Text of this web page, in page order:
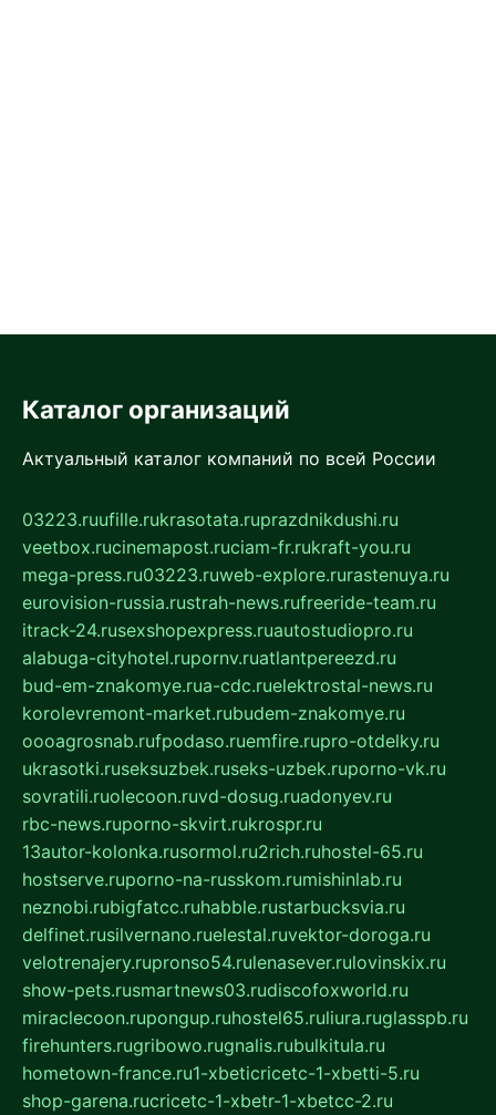
Каталог организаций
Актуальный каталог компаний по всей России
03223.ruufille.rukrasotata.ruprazdnikdushi.ru
veetbox.rucinemapost.ruciam-fr.rukraft-you.ru
mega-press.ru03223.ruweb-explore.rurastenuya.ru
eurovision-russia.rustrah-news.rufreeride-team.ru
itrack-24.rusexshopexpress.ruautostudiopro.ru
alabuga-cityhotel.rupornv.ruatlantpereezd.ru
bud-em-znakomye.rua-cdc.ruelektrostal-news.ru
korolevremont-market.rubudem-znakomye.ru
oooagrosnab.rufpodaso.ruemfire.rupro-otdelky.ru
ukrasotki.ruseksuzbek.ruseks-uzbek.ruporno-vk.ru
sovratili.ruolecoon.ruvd-dosug.ruadonyev.ru
rbc-news.ruporno-skvirt.rukrospr.ru
13autor-kolonka.rusormol.ru2rich.ruhostel-65.ru
hostserve.ruporno-na-russkom.rumishinlab.ru
neznobi.rubigfatcc.ruhabble.rustarbucksvia.ru
delfinet.rusilvernano.ruelestal.ruvektor-doroga.ru
velotrenajery.rupronso54.rulenasever.rulovinskix.ru
show-pets.rusmartnews03.rudiscofoxworld.ru
miraclecoon.rupongup.ruhostel65.ruliura.ruglasspb.ru
firehunters.rugribowo.rugnalis.rubulkitula.ru
hometown-france.ru1-xbeticricetc-1-xbetti-5.ru
shop-garena.rucricetc-1-xbetr-1-xbetcc-2.ru